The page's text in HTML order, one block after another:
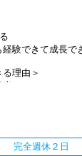
経験できて成長で
理由＞
当
富
完全週休２日